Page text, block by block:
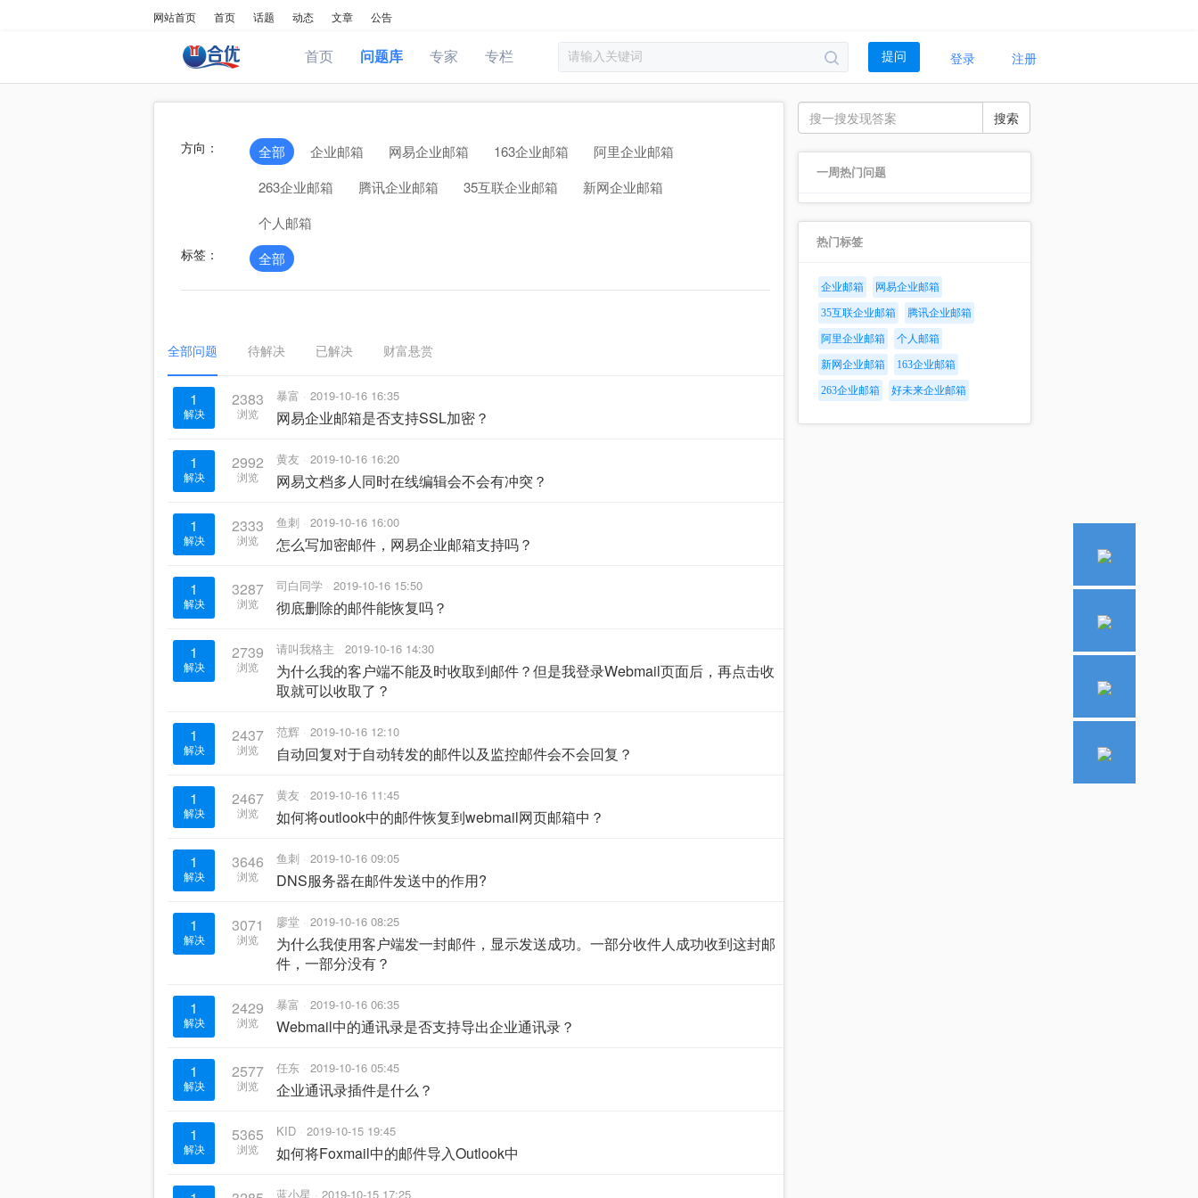
网站首页 首页 话题 动态 文章 公告
首页 问题库 专家 专栏 提问 登录 注册
方向： 全部 企业邮箱 网易企业邮箱 163企业邮箱
阿里企业邮箱
263企业邮箱
腾讯企业邮箱 35互联企业邮箱
新网企业邮箱
个人邮箱
标签： 全部
全部问题 待解决 已解决 财富悬赏
1
解决
2383
浏览
暴富 2019-10-16 16:35
网易企业邮箱是否支持SSL加密？
1
解决
2992
浏览
黄友 2019-10-16 16:20
网易文档多人同时在线编辑会不会有冲突？
1
解决
2333
浏览
鱼刺 2019-10-16 16:00
怎么写加密邮件，网易企业邮箱支持吗？
1
解决
3287
浏览
司白同学 2019-10-16 15:50
彻底删除的邮件能恢复吗？
1
解决
2739
浏览
请叫我格主 2019-10-16 14:30
为什么我的客户端不能及时收取到邮件？但是我登录Webmail页面后，再点击收
取就可以收取了？
1
解决
2437
浏览
范辉 2019-10-16 12:10
自动回复对于自动转发的邮件以及监控邮件会不会回复？
1
解决
2467
浏览
黄友 2019-10-16 11:45
如何将outlook中的邮件恢复到webmail网页邮箱中？
1
解决
3646
浏览
鱼刺 2019-10-16 09:05
DNS服务器在邮件发送中的作用?
1
解决
3071
浏览
廖堂 2019-10-16 08:25
为什么我使用客户端发一封邮件，显示发送成功。一部分收件人成功收到这封邮
件，一部分没有？
1
解决
2429
浏览
暴富 2019-10-16 06:35
Webmail中的通讯录是否支持导出企业通讯录？
1
解决
2577
浏览
任东 2019-10-16 05:45
企业通讯录插件是什么？
1
解决
5365
浏览
KID 2019-10-15 19:45
如何将Foxmail中的邮件导入Outlook中
蓝小星 2019-10-15 17:25
搜索
一周热门问题
热门标签
企业邮箱 网易企业邮箱
35互联企业邮箱 腾讯企业邮箱
阿里企业邮箱 个人邮箱
新网企业邮箱 163企业邮箱
263企业邮箱 好未来企业邮箱